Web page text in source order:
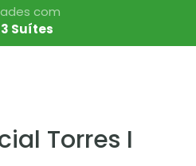
com
3 Suítes
Torres I